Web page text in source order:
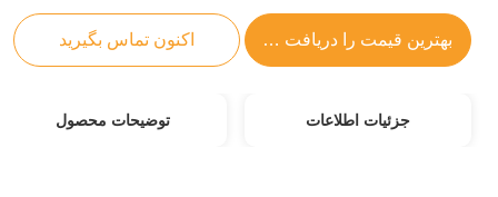
بهترین قیمت را دریافت کنید اکنون تماس بگیرید
جزئیات اطلاعات توضیحات محصول